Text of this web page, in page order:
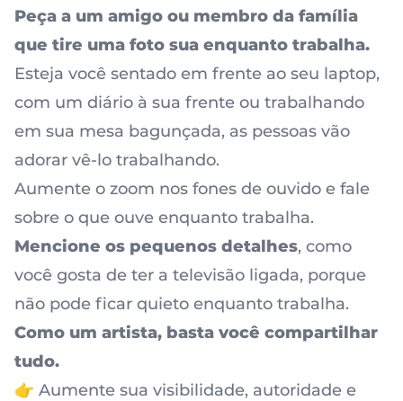
Peça a um amigo ou membro da família
que tire uma foto sua enquanto trabalha.
Esteja você sentado em frente ao seu laptop,
com um diário à sua frente ou trabalhando
em sua mesa bagunçada, as pessoas vão
adorar vê-lo trabalhando.
Aumente o zoom nos fones de ouvido e fale
sobre o que ouve enquanto trabalha.
Mencione os pequenos detalhes, como
você gosta de ter a televisão ligada, porque
não pode ficar quieto enquanto trabalha.
Como um artista, basta você compartilhar
tudo.
👉 Aumente sua visibilidade, autoridade e